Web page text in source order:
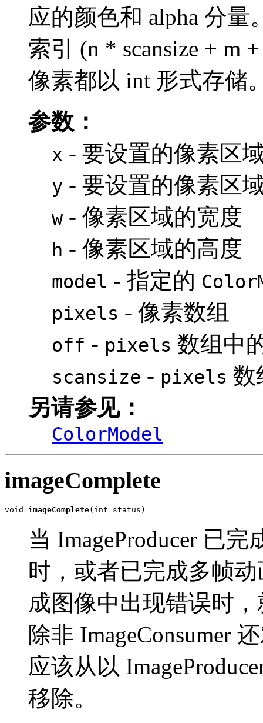
应的颜色和 alpha 分
索引 (n * scansize + m
像素都以 int 形式存储
参数：
x - 要设置的像素区
y - 要设置的像素区
w- 像素区域的宽度
h - 像素区域的高度
model - 指定的
pixels - 像素数组
off - pixels 数组中
scansize - pixels 数
另请参见：
ColorModel
imageComplete
void imageComplete(int status)
当 ImageProducer 已
时，或者已完成多帧
成图像中出现错误时，
除非 ImageConsumer
应该从以
移除。